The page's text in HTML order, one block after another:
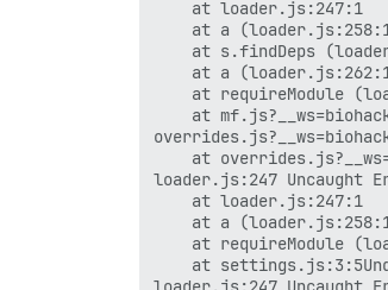
Sidekiq está
Sex 18:47
Discourse AI: Erro no
Sex 22:44
    at loader.js:247:1
at a
at s.findDeps
at a
at requireModule
at
at
loader.js:247 Uncaught
    at loader.js:247:1
at a
at requireModule
at